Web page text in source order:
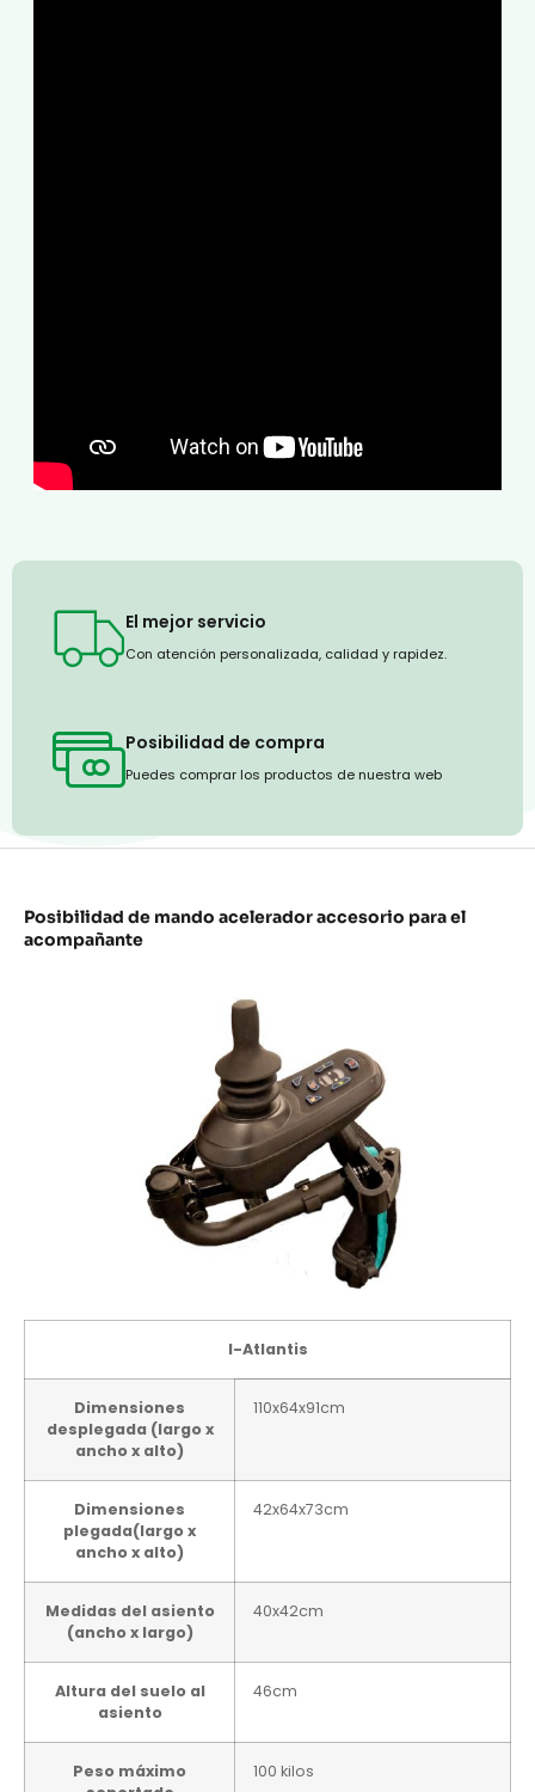
El mejor servicio
Con atención personalizada, calidad y rapidez.
Posibilidad de compra
Puedes comprar los productos de nuestra web
Posibilidad de mando acelerador accesorio para el
acompañante
I-Atlantis
Dimensiones
desplegada (largo x
ancho x alto)
110x64x91cm
Dimensiones
plegada(largo x
ancho x alto)
42x64x73cm
Medidas del asiento
(ancho x largo)
40x42cm
Altura del suelo al
asiento
46cm
Peso máximo
100 kilos